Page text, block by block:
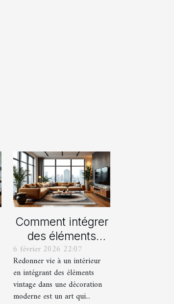
Comment intégrer
des éléments
vintage dans une
décoration
moderne ?
6 février 2026 22:07
Redonner vie à un intérieur
en intégrant des éléments
vintage dans une décoration
moderne est un art qui...